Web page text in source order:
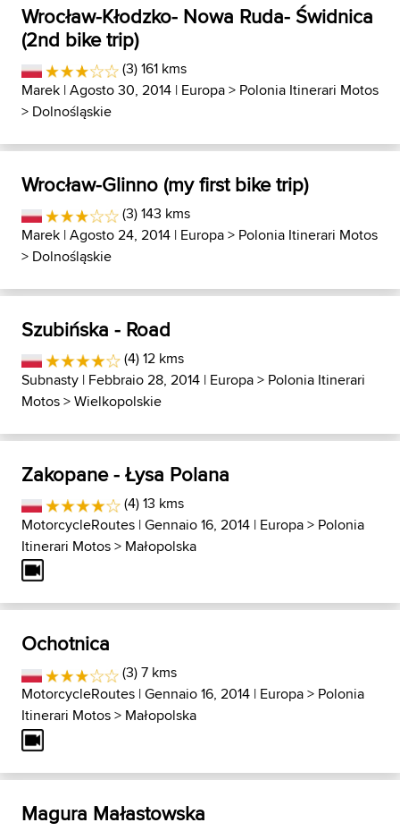
Wrocław-Kłodzko- Nowa Ruda- Świdnica
(2nd bike trip)
(3) 161 kms
Marek | Agosto 30, 2014 | Europa> Polonia Itinerari Motos
> Dolnośląskie
Wrocław-Glinno (my first bike trip)
(3) 143 kms
Marek | Agosto 24, 2014 | Europa> Polonia Itinerari Motos
> Dolnośląskie
Szubińska - Road
(4) 12 kms
Subnasty | Febbraio 28, 2014 | Europa> Polonia Itinerari
Motos>Wielkopolskie
Zakopane - Łysa Polana
(4) 13 kms
MotorcycleRoutes | Gennaio 16, 2014 | Europa> Polonia
Itinerari Motos> Małopolska
Ochotnica
(3) 7 kms
MotorcycleRoutes | Gennaio 16, 2014 | Europa> Polonia
Itinerari Motos> Małopolska
Magura Małastowska